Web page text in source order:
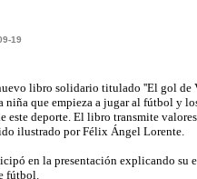
19
libro solidario titulado ''El gol de
niña que empieza a jugar al fútbol y
este deporte. El libro transmite
ilustrado por Félix Ángel Lorente.
en la presentación explicando su
fútbol.